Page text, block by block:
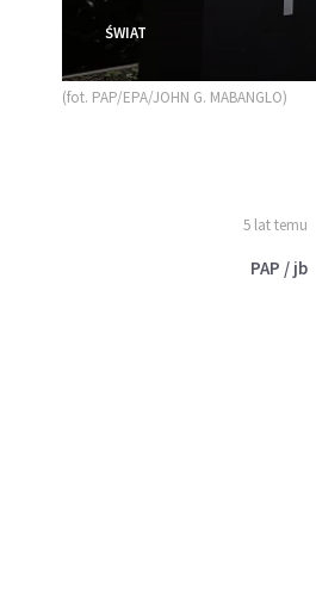
ŚWIAT
(fot. PAP/EPA/JOHN G. MABANGLO)
5 lat temu
PAP / jb